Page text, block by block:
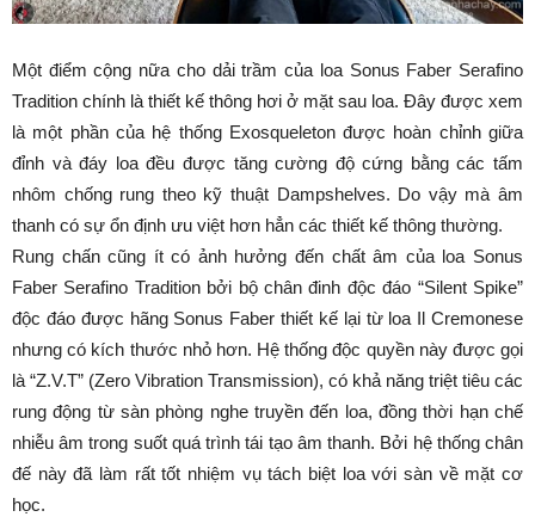
Một điểm cộng nữa cho dải trầm của loa Sonus Faber Serafino
Tradition chính là thiết kế thông hơi ở mặt sau loa. Đây được xem
là một phần của hệ thống Exosqueleton được hoàn chỉnh giữa
đỉnh và đáy loa đều được tăng cường độ cứng bằng các tấm
nhôm chống rung theo kỹ thuật Dampshelves. Do vậy mà âm
thanh có sự ổn định ưu việt hơn hẳn các thiết kế thông thường.
Rung chấn cũng ít có ảnh hưởng đến chất âm của loa Sonus
Faber Serafino Tradition bởi bộ chân đinh độc đáo “Silent Spike”
độc đáo được hãng Sonus Faber thiết kế lại từ loa Il Cremonese
nhưng có kích thước nhỏ hơn. Hệ thống độc quyền này được gọi
là “Z.V.T” (Zero Vibration Transmission), có khả năng triệt tiêu các
rung động từ sàn phòng nghe truyền đến loa, đồng thời hạn chế
nhiễu âm trong suốt quá trình tái tạo âm thanh. Bởi hệ thống chân
đế này đã làm rất tốt nhiệm vụ tách biệt loa với sàn về mặt cơ
học.